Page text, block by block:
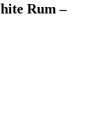
Rum –